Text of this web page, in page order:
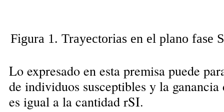
Figura 1. Trayectorias en el plano fase
Lo expresado en esta premisa puede
de individuos susceptibles y la
es igual a la cantidad rSI.